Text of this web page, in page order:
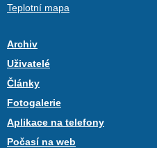
Teplotní mapa
Archiv
Uživatelé
Články
Fotogalerie
Aplikace na telefony
Počasí na web